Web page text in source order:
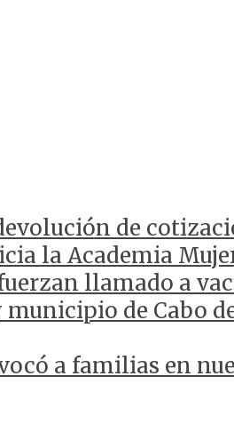
de
la Academia
llamado a
de Cabo
a familias en